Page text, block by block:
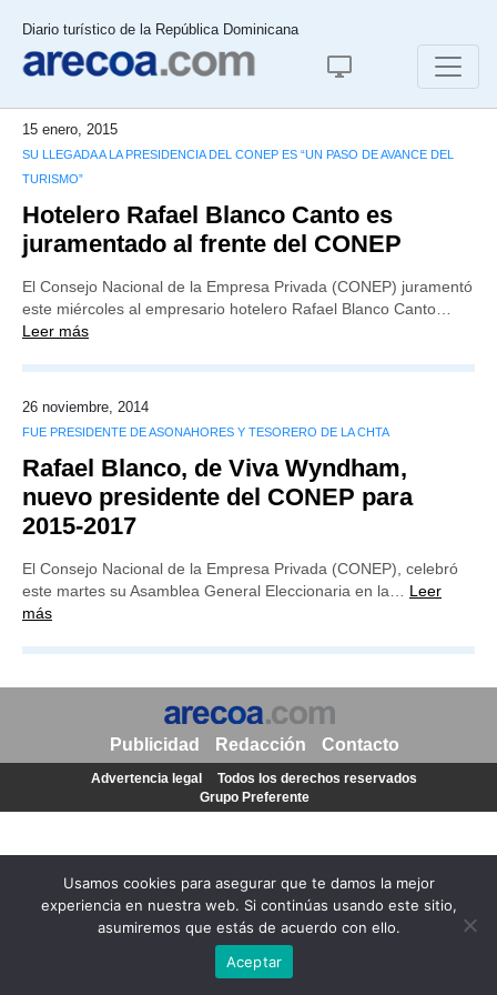
Diario turístico de la República Dominicana
15 enero, 2015
SU LLEGADA A LA PRESIDENCIA DEL CONEP ES “UN PASO DE AVANCE DEL
TURISMO”
Hotelero Rafael Blanco Canto es
juramentado al frente del CONEP
El Consejo Nacional de la Empresa Privada (CONEP) juramentó
este miércoles al empresario hotelero Rafael Blanco Canto…
Leer más
26 noviembre, 2014
FUE PRESIDENTE DE ASONAHORES Y TESORERO DE LA CHTA
Rafael Blanco, de Viva Wyndham,
nuevo presidente del CONEP para
2015-2017
El Consejo Nacional de la Empresa Privada (CONEP), celebró
este martes su Asamblea General Eleccionaria en la… Leer
más
Usamos cookies para asegurar que te damos la mejor
experiencia en nuestra web. Si continúas usando este sitio,
asumiremos que estás de acuerdo con ello.
Aceptar
Publicidad Redacción Contacto
Advertencia legal
Todos los derechos reservados
Grupo Preferente